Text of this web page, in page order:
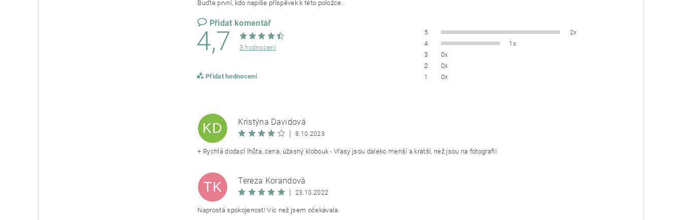
Buďte první, kdo napíše příspěvek k této položce.
Přidat komentář
4,7 3 hodnocení
Přidat hodnocení
5
2x
4
1x
3
0x
2
0x
1
0x
KD
Kristýna Davidová
|
8.10.2023
+ Rychlá dodací lhůta, cena, úžasný klobouk - Vlasy jsou daleko menší a kratší, než jsou na fotografii
TK
Tereza Korandová
|
23.10.2022
Naprostá spokojenost! Víc než jsem očekávala.